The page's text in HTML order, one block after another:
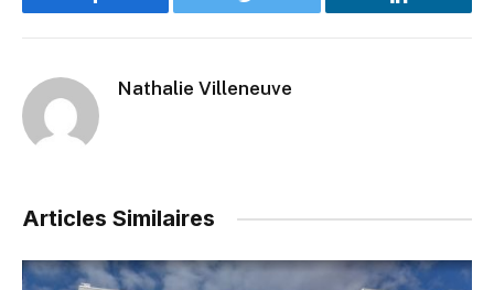
Facebook Twitter LinkedIn
Nathalie Villeneuve
Articles Similaires